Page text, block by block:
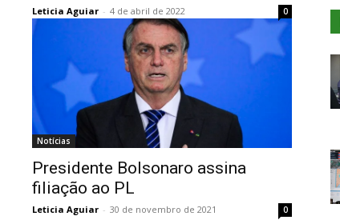
Leticia Aguiar - 4 de abril de 2022 0
Notícias
Presidente Bolsonaro assina
filiação ao PL
Leticia Aguiar - 30 de novembro de 2021 0